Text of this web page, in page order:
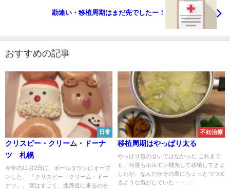
勘違い・移植周期はまだ先でしたー！
おすすめの記事
日常
クリスピー・クリーム・ドーナ
ツ 札幌
今年の11月2日に、ポールタウンにオープ
ンした、 「クリスピー・クリーム・ドー
ナツ」。 実はすごく、北海道に来るのを
不妊治療
移植周期はやっぱり太る
やっぱり気のせいではなかった これまで
も、何度もホルモン補充して移植してきま
したが、なんだかその度にちょっとづつ太
るような気がしていた・・ ...